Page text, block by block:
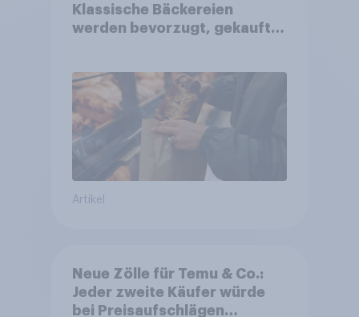
Klassische Bäckereien
werden bevorzugt, gekauft
Artikel
Neue Zölle für Temu & Co.:
Jeder zweite Käufer würde
bei Preisaufschlägen